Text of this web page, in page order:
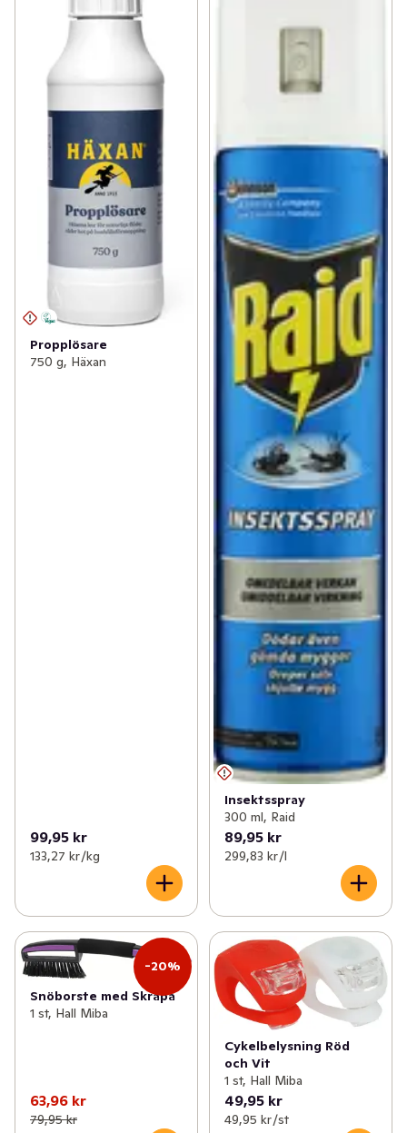
Propplösare
750 g, Häxan
99,95 kr
133,27 kr /kg
Insektsspray
300 ml, Raid
89,95 kr
299,83 kr /l
-20%
Snöborste med Skrapa
1 st, Hall Miba
63,96 kr
79,95 kr
Cykelbelysning Röd
och Vit
1 st, Hall Miba
49,95 kr
49,95 kr /st